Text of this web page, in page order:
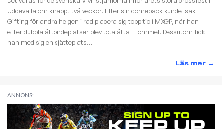
Uddevalla om knappt två veckor. Efter sin comeback kunde Isak
Gifting för andra helgen i rad placera sig topp tio i MXGP, när han
efter dubbla åttondeplatser blev totalåtta i Lommel. Dessutom fick
han med sig en sjätteplats...
Läs mer →
ANNONS: